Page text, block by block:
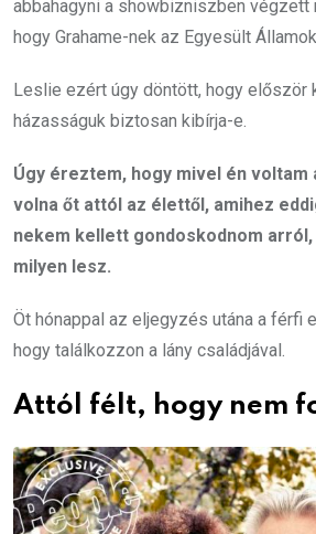
abbahagyni a showbizniszben végzett
hogy Grahame-nek az Egyesült
Leslie ezért úgy döntött, hogy először
házasságuk biztosan kibírja-e.
Úgy éreztem, hogy mivel én
volna őt attól az élettől, amihez
nekem kellett gondoskodnom
milyen lesz.
Öt hónappal az eljegyzés utána a férfi
hogy találkozzon a lány családjával.
Attól félt, hogy nem